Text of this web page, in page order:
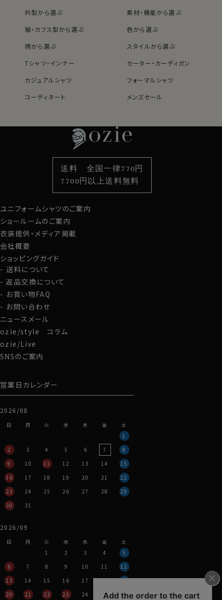
衿型から選ぶ
素材・機能から選ぶ
袖・カフス型から選ぶ
色から選ぶ
柄から選ぶ
スタイルから選ぶ
Tシャツ・インナー
セーター・カーディガン
カジュアルシャツ
フォーマルシャツ
コーディネート
メンズセール
袖・カフス型から選ぶ
色から選ぶ
柄から選ぶ
スタイルから選ぶ
カジュアルシャツ
定番シャツ
カフスボタン
サスペンダー
財布・名刺入れ
バッグ
ストール・マフラー
グローブ
ユニフォームシャツのご案内
ショールームのご案内
衣装提供・メディア掲載
会社概要
ショッピングガイド
送料について
返品交換について
お買い物FAQ
お問い合わせ
ニュースメール
ozie/style コラム
ozie/Live
SNSのご案内
営業日カレンダー
2026/08
日 月 火 水 木 金
土
1
2
3 4 5 6 7
8
9
10 11 12 13 14
15
16
17 18 19 20 21
22
23
24 25 26 27 28
29
30
31
2026/09
日 月 火 水 木 金
土
1
2 3 4
5
6
7 8 9 10 11
12
13
14 15 16 17 18
19
20
21 22 23 24 25 26
送料 全国一律770円
7700円以上送料無料